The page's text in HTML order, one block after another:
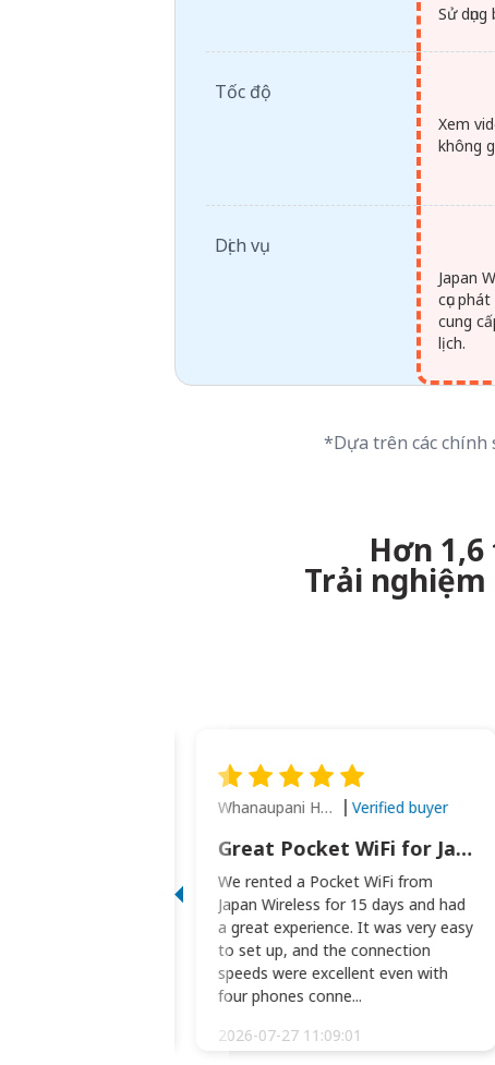
Sử
Tốc độ
Xem
không
Dịch vụ
Japan
cục
cung
lịch.
*Dựa trên các chính
Hơn
Trải
Whanaupani Henry Joseph Macown Verified buyer
Great Pocket WiFi for Japan Travel
We rented a Pocket WiFi from
Japan Wireless for 15 days and had
a great experience. It was very easy
to set up, and the connection
speeds were excellent even with
four phones conne...
2026-07-27 11:09:01